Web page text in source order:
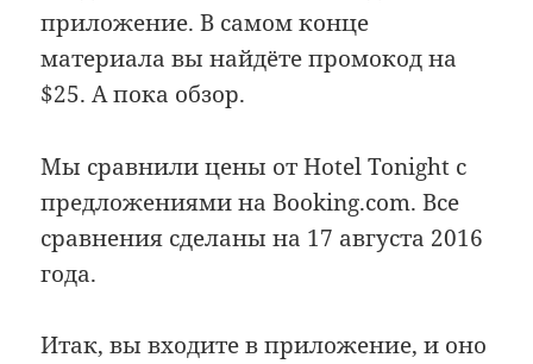
приложение. В самом конце
материала вы найдёте промокод на
$25. А пока обзор.
Мы сравнили цены от Hotel Tonight с
предложениями на Booking.com. Все
сравнения сделаны на 17 августа 2016
года.
Итак, вы входите в приложение, и оно